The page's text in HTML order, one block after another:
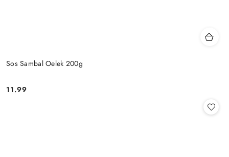
Sos Sambal Oelek 200g
Cena:
11.99